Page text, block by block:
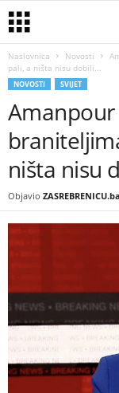
Naslovnica Novosti
pali, a ništa nisu dobili...
NOVOSTI SVIJET
ništa nisu
Objavio ZASREBRENICU.ba